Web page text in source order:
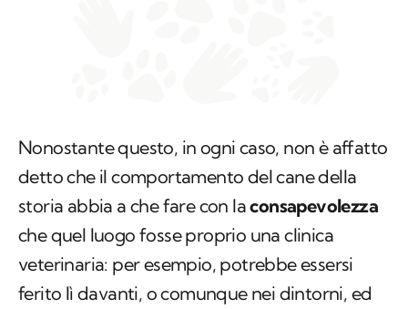
Nonostante questo, in ogni caso, non è affatto
detto che il comportamento del cane della
storia abbia a che fare con laconsapevolezza
che quel luogo fosse proprio una clinica
veterinaria: per esempio, potrebbe essersi
ferito lì davanti, o comunque nei dintorni, ed